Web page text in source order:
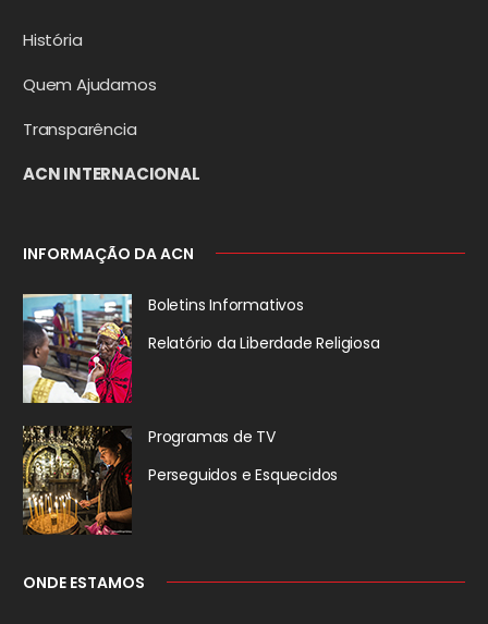
História
Quem Ajudamos
Transparência
ACN INTERNACIONAL
INFORMAÇÃO DA ACN
Boletins Informativos
Relatório da Liberdade Religiosa
Programas de TV
Perseguidos e Esquecidos
ONDE ESTAMOS